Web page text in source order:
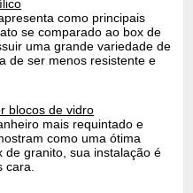
como principais
se comparado ao box de
uma grande variedade de
de ser menos resistente e
blocos de vidro
mais requintado e
como uma ótima
de granito, sua instalação é